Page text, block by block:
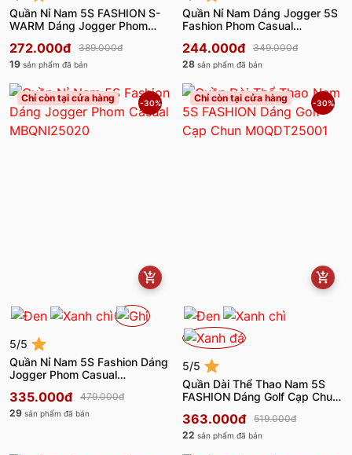
Quần Nỉ Nam 5S FASHION S-
WARM Dáng Jogger Phom
272.000đ
389.000đ
19 sản phẩm đã bán
Quần Nỉ Nam Dáng Jogger 5S
Fashion Phom Casual
244.000đ
349.000đ
28 sản phẩm đã bán
Chỉ còn tại cửa hàng -30%
5/5
Quần Nỉ Nam 5S Fashion Dáng
Jogger Phom Casual
335.000đ
479.000đ
29 sản phẩm đã bán
Chỉ còn tại cửa hàng -30%
5/5
Quần Dài Thể Thao Nam 5S
FASHION Dáng Golf Cạp Chun
363.000đ
519.000đ
22 sản phẩm đã bán